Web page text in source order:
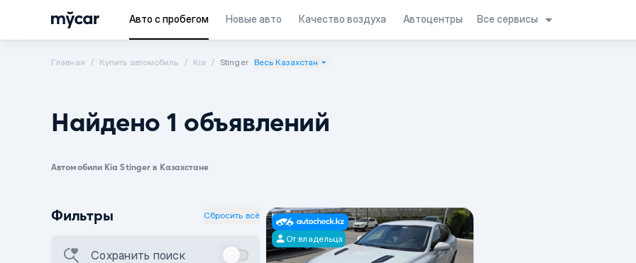
Авто с пробегом Новые авто Качество воздуха Автоцентры Все сервисы
Главная Купить автомобиль Kia Stinger Весь Казахстан
Найдено 1 объявлений
Автомобили Kia Stinger в Казахстане
Фильтры Сбросить всё
Сохранить поиск
От владельца